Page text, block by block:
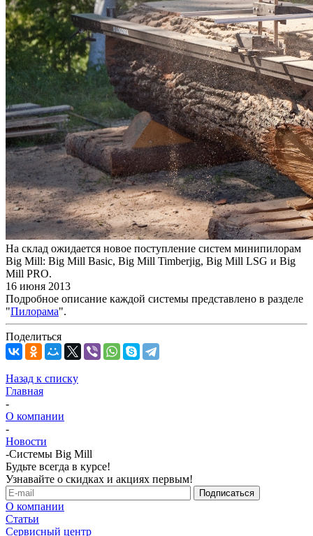
На склад ожидается новое поступление систем минипилорам
Big Mill: Big Mill Basic, Big Mill Timberjig, Big Mill LSG и Big
Mill PRO.
16 июня 2013
Подробное описание каждой системы представлено в разделе
"Пилорама".
Поделиться
Назад к списку
Главная
-
О компании
-
Новости
-Системы Big Mill
Будьте всегда в курсе!
Узнавайте о скидках и акциях первым!
О компании
Статьи
Сервисный центр